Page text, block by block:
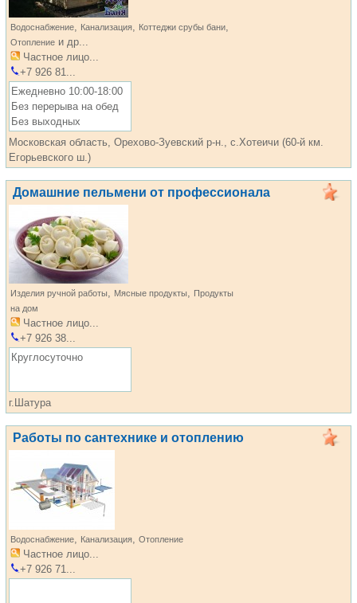
Водоснабжение, Канализация, Коттеджи срубы бани,
Отопление и др...
Частное лицо...
+7 926 81...
Ежедневно 10:00-18:00
Без перерыва на обед
Без выходных
Московская область, Орехово-Зуевский р-н., с.Хотеичи (60-й км.
Егорьевского ш.)
Домашние пельмени от профессионала
Изделия ручной работы, Мясные продукты, Продукты
на дом
Частное лицо...
+7 926 38...
Круглосуточно
г.Шатура
Работы по сантехнике и отоплению
Водоснабжение, Канализация, Отопление
Частное лицо...
+7 926 71...